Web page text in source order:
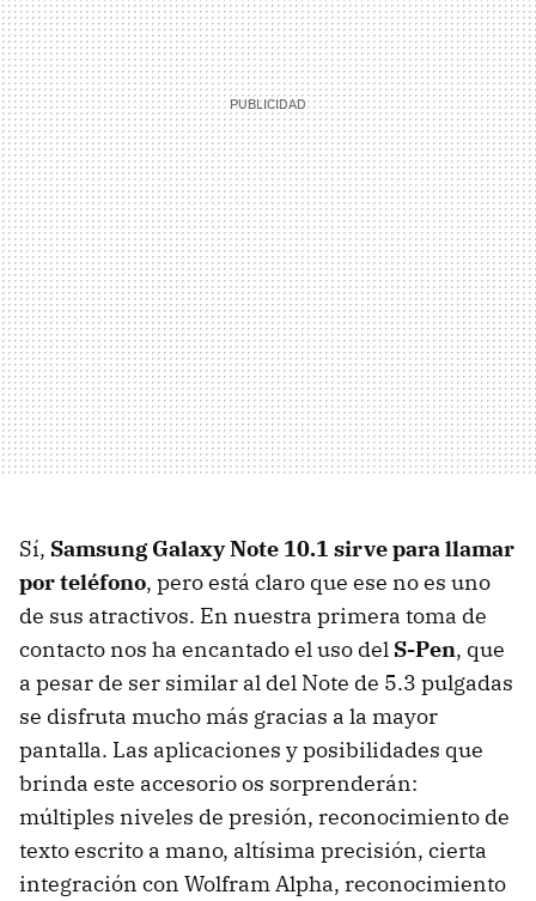
Sí, Samsung Galaxy Note 10.1 sirve para llamar
por teléfono, pero está claro que ese no es uno
de sus atractivos. En nuestra primera toma de
contacto nos ha encantado el uso del S-Pen, que
a pesar de ser similar al del Note de 5.3 pulgadas
se disfruta mucho más gracias a la mayor
pantalla. Las aplicaciones y posibilidades que
brinda este accesorio os sorprenderán:
múltiples niveles de presión, reconocimiento de
texto escrito a mano, altísima precisión, cierta
integración con Wolfram Alpha, reconocimiento